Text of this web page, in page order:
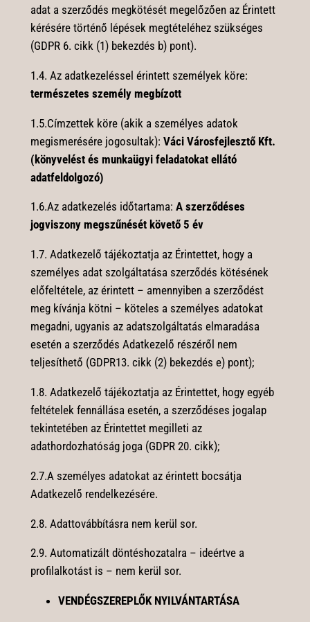
adat a szerződés megkötését megelőzően az Érintett
kérésére történő lépések megtételéhez szükséges
(GDPR 6. cikk (1) bekezdés b) pont).
1.4. Az adatkezeléssel érintett személyek köre:
természetes személy megbízott
1.5.Címzettek köre (akik a személyes adatok
megismerésére jogosultak): Váci Városfejlesztő Kft.
(könyvelést és munkaügyi feladatokat ellátó
adatfeldolgozó)
1.6.Az adatkezelés időtartama: A szerződéses
jogviszony megszűnését követő 5 év
1.7. Adatkezelő tájékoztatja az Érintettet, hogy a
személyes adat szolgáltatása szerződés kötésének
előfeltétele, az érintett – amennyiben a szerződést
meg kívánja kötni – köteles a személyes adatokat
megadni, ugyanis az adatszolgáltatás elmaradása
esetén a szerződés Adatkezelő részéről nem
teljesíthető (GDPR13. cikk (2) bekezdés e) pont);
1.8. Adatkezelő tájékoztatja az Érintettet, hogy egyéb
feltételek fennállása esetén, a szerződéses jogalap
tekintetében az Érintettet megilleti az
adathordozhatóság joga (GDPR 20. cikk);
2.7.A személyes adatokat az érintett bocsátja
Adatkezelő rendelkezésére.
2.8. Adattovábbításra nem kerül sor.
2.9. Automatizált döntéshozatalra – ideértve a
profilalkotást is – nem kerül sor.
VENDÉGSZEREPLŐK NYILVÁNTARTÁSA